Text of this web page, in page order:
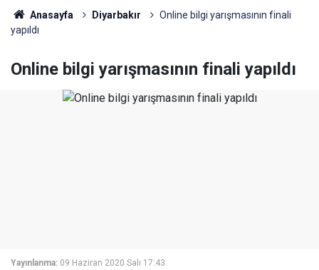
Anasayfa Diyarbakır
Online bilgi yarışmasının finali
yapıldı
Online bilgi yarışmasının finali yapıldı
Yayınlanma: 09 Haziran 2020 Salı 17:43